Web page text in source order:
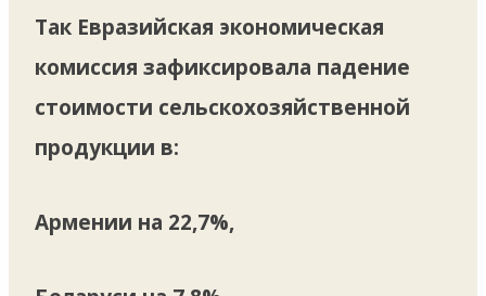
Так Евразийская экономическая
комиссия зафиксировала падение
стоимости сельскохозяйственной
продукции в:
Армении на 22,7%,